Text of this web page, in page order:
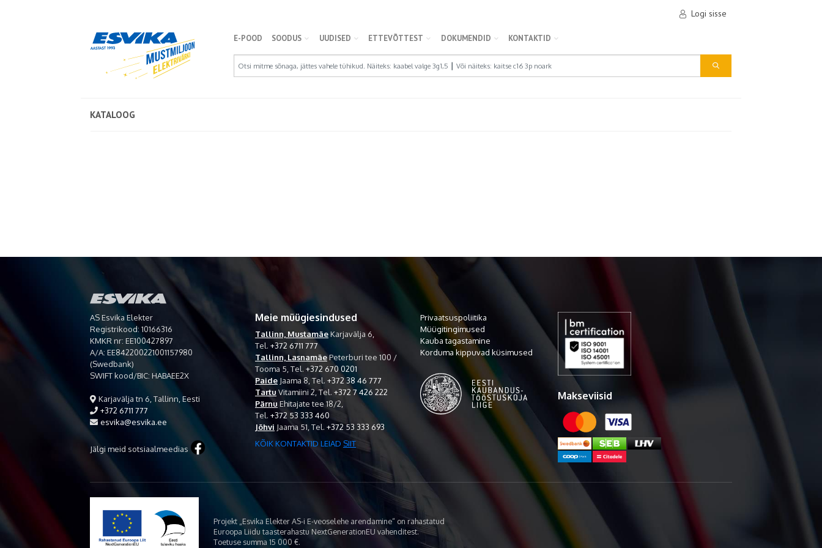
Logi sisse
E-POOD SOODUS UUDISED ETTEVÕTTEST DOKUMENDID KONTAKTID
KATALOOG
AS Esvika Elekter
Registrikood: 10166316
KMKR nr: EE100427897
A/A: EE842200221001157980
(Swedbank)
SWIFT kood/BIC: HABAEE2X
Karjavälja tn 6, Tallinn, Eesti
+372 6711 777
esvika@esvika.ee
Jälgi meid sotsiaalmeedias
Meie müügiesindused
Tallinn, MustamäeKarjavälja 6,
Tel. +372 6711 777
Tallinn, LasnamäePeterburi tee 100 /
Tooma 5, Tel. +372 670 0201
Paide Jaama 8, Tel. +372 38 46 777
Tartu Vitamiini 2,Tel. +372 7 426 222
Pärnu Ehitajate tee 18/2,
Tel. +372 53 333 460
Jõhvi Jaama 51, Tel. +372 53 333 693
KÕIK KONTAKTID LEIAD SIIT
Privaatsuspoliitika
Müügitingimused
Kauba tagastamine
Korduma kippuvad küsimused
Makseviisid
Projekt „Esvika Elekter AS-i E-veoselehe arendamine“ on rahastatud
Euroopa Liidu taasterahastu NextGenerationEU vahenditest.
Toetuse summa 15 000 €.